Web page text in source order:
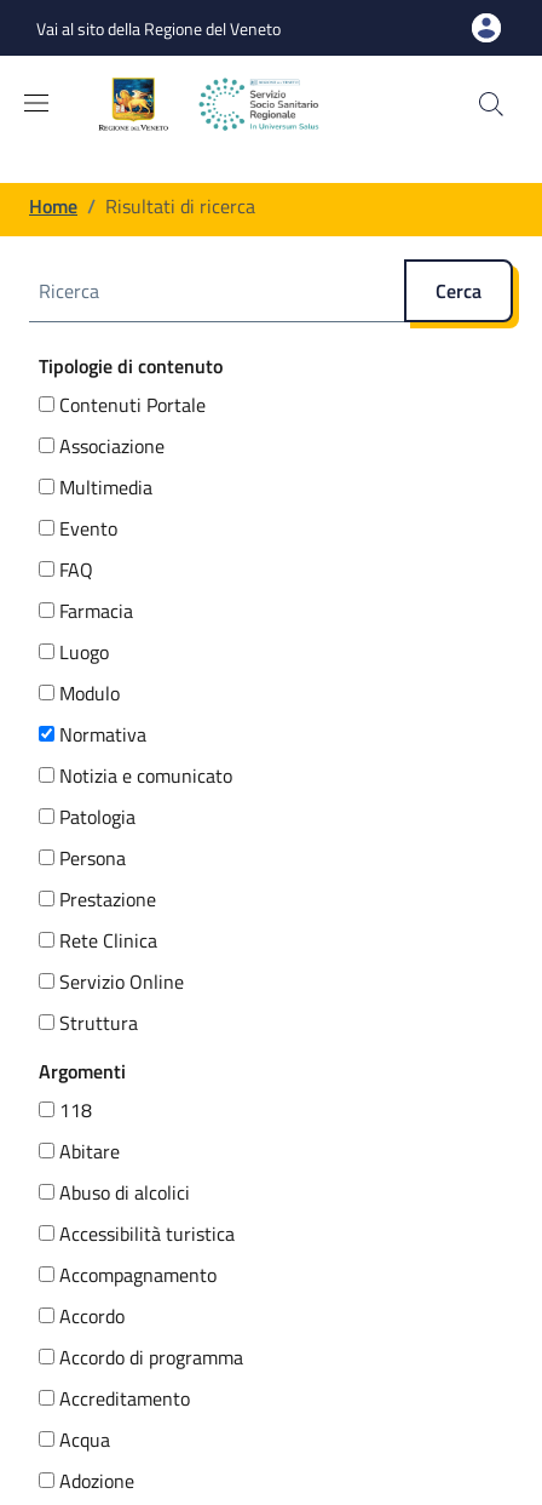
Vai al sito della Regione del Veneto
Briciole di pane
Home / Risultati di ricerca
Cerca
Filtri
Tipologie di contenuto
Contenuti Portale
Associazione
Multimedia
Evento
FAQ
Farmacia
Luogo
Modulo
Normativa
Notizia e comunicato
Patologia
Persona
Prestazione
Rete Clinica
Servizio Online
Struttura
Argomenti
118
Abitare
Abuso di alcolici
Accessibilità turistica
Accompagnamento
Accordo
Accordo di programma
Accreditamento
Acqua
Adozione